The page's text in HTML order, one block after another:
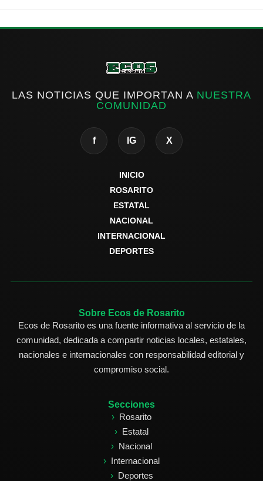
LAS NOTICIAS QUE IMPORTAN A NUESTRA
COMUNIDAD
f IG X
INICIO
ROSARITO
ESTATAL
NACIONAL
INTERNACIONAL
DEPORTES
Sobre Ecos de Rosarito
Ecos de Rosarito es una fuente informativa al servicio de la
comunidad, dedicada a compartir noticias locales, estatales,
nacionales e internacionales con responsabilidad editorial y
compromiso social.
Secciones
Rosarito
Estatal
Nacional
Internacional
Deportes